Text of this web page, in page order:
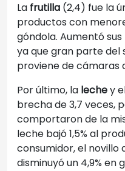
La frutilla (2,4) fue la
productos con
góndola. Aumentó
ya que gran parte del
proviene de cámaras
Por último, la lechey
brecha de 3,7 veces,
comportaron de la
leche bajó 1,5% al
consumidor, el novillo
disminuyó un 4,9% en